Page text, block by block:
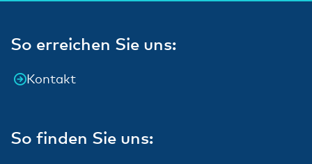
So erreichen Sie uns:
Kontakt
So finden Sie uns: